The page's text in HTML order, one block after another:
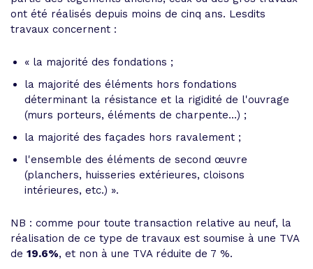
ont été réalisés depuis moins de cinq ans. Lesdits
travaux concernent :
« la majorité des fondations ;
la majorité des éléments hors fondations
déterminant la résistance et la rigidité de l'ouvrage
(murs porteurs, éléments de charpente...) ;
la majorité des façades hors ravalement ;
l'ensemble des éléments de second œuvre
(planchers, huisseries extérieures, cloisons
intérieures, etc.) ».
NB : comme pour toute transaction relative au neuf, la
réalisation de ce type de travaux est soumise à une TVA
de 19.6%, et non à une TVA réduite de 7 %.